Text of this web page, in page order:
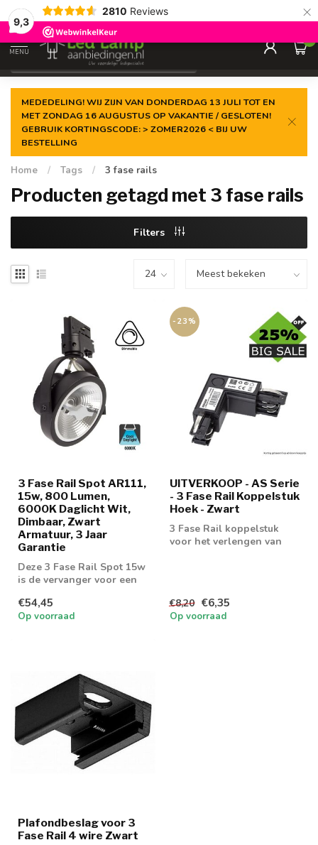
9,3
2810 Reviews ×
Gegarandeerde delaagste prijs
MENU
0
MEDEDELING! WIJ ZIJN VAN DONDERDAG 13 JULI TOT EN
MET ZONDAG 16 AUGUSTUS OP VAKANTIE / GESLOTEN!
GEBRUIK KORTINGSCODE: > ZOMER2026 < BIJ UW
BESTELLING
Home / Tags / 3 fase rails
Producten getagd met 3 fase rails
Filters
3 Fase Rail Spot AR111,
15w, 800 Lumen,
6000K Daglicht Wit,
Dimbaar, Zwart
Armatuur, 3 Jaar
Garantie
Deze 3 Fase Rail Spot 15w
is de vervanger voor een
€54,45
Op voorraad
-23%
UITVERKOOP - AS Serie
- 3 Fase Rail Koppelstuk
Hoek - Zwart
3 Fase Rail koppelstuk
voor het verlengen van
€8,20 €6,35
Op voorraad
Plafondbeslag voor 3
Fase Rail 4 wire Zwart